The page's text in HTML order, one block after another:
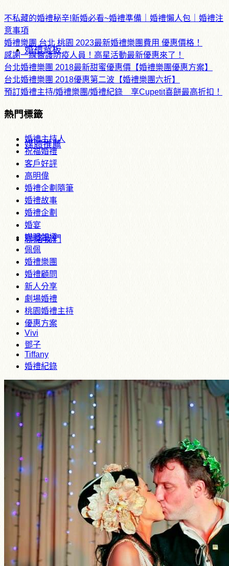
婚禮背板
媒體推薦
聯絡我們
不私藏的婚禮秘辛!新婚必看~婚禮準備｜婚禮懶人包｜婚禮注
意事項
婚禮樂團 台北 桃園 2023最新婚禮樂團費用 優惠價格！
感謝一線醫護防疫人員！高星活動最新優惠來了！
台北婚禮樂團 2018最新甜蜜優惠價【婚禮樂團優惠方案】
台北婚禮樂團 2018優惠第二波【婚禮樂團六折】
預訂婚禮主持/婚禮樂團/婚禮紀錄 享Cupetit喜餅最高折扣！
熱門標籤
婚禮主持人
祝福婚禮
客戶好評
高明偉
婚禮企劃隨筆
婚禮故事
婚禮企劃
婚宴
媒體報導
佩佩
婚禮樂團
婚禮顧問
新人分享
劇場婚禮
桃園婚禮主持
優惠方案
Vivi
鄧子
Tiffany
婚禮紀錄